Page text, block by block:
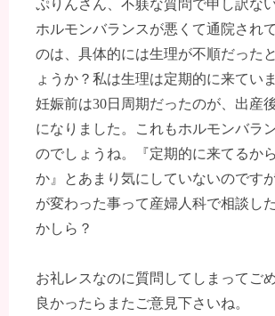
ぷりんさん、不躾な質問で申し訳な
ホルモンバランスが悪くて通院され
のは、具体的には生理が不順だった
ょうか？私は生理は定期的に来てい
妊娠前は30日周期だったのが、出産
になりました。これもホルモンバラ
のでしょうね。『定期的に来てるか
か』とあまり気にしていないのです
が変わった事って産婦人科で相談し
かしら？
お礼レスなのに質問してしまってご
良かったらまたご意見下さいね。